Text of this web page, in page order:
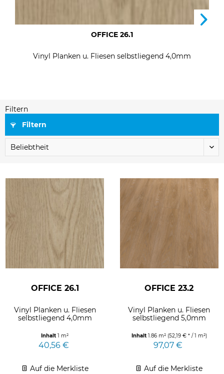
OFFICE 26.1
Vinyl Planken u. Fliesen selbstliegend 4,0mm
Filtern
Filtern
OFFICE 26.1
Vinyl Planken u. Fliesen
selbstliegend 4,0mm
Inhalt1 m²
40,56 €
Auf die Merkliste
OFFICE 23.2
Vinyl Planken u. Fliesen
selbstliegend 5,0mm
Inhalt 1.86 m² (52,19 € * / 1 m²)
97,07 €
Auf die Merkliste